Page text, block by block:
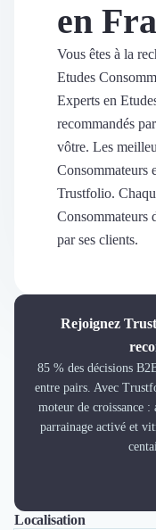
Vitrine & média
Suivi du ROI
Voir tous nos avis clients
Découvrir le média
Demander une démo
Marque Employeur
Conseil en Management et
Gestion paie
Qualité de Vie au Travail
Responsabilité Sociétale
Marketplace de freelance
Coaching
en
Vous êtes à la
Etudes
Experts en
recommandés
vôtre. Les
Consommateurs
Trustfolio.
Consommateurs
par ses clients.
Rejoignez
85 % des décisions
entre pairs. Avec
moteur de croissance
parrainage activé et
Localisation
ToutLyonParis